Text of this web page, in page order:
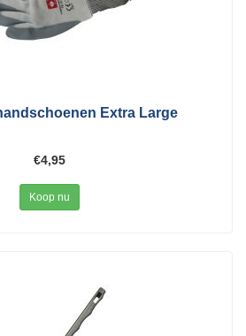
Extra Large
€4,95
Koop nu